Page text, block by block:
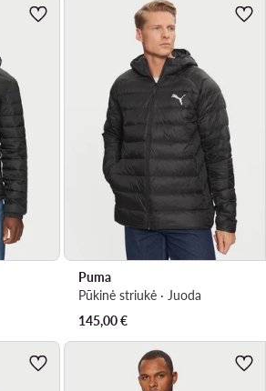
Puma
Pūkinė striukė · Juoda
145,00€